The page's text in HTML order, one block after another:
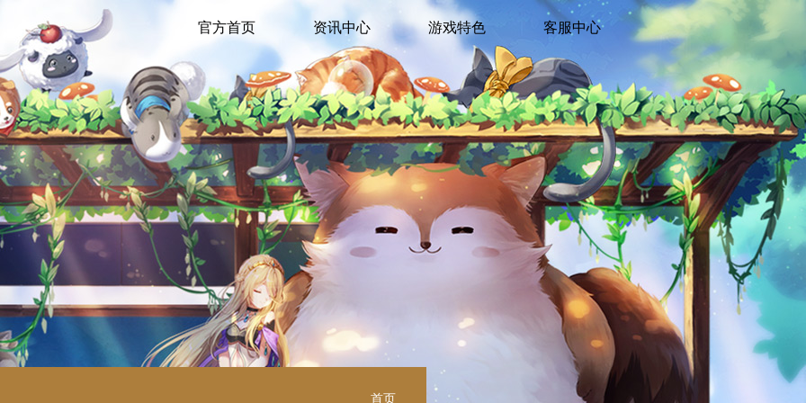
官方首页 资讯中心 游戏特色 客服中心
首页